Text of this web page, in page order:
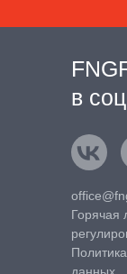
в
ВКонтакте
Горячая